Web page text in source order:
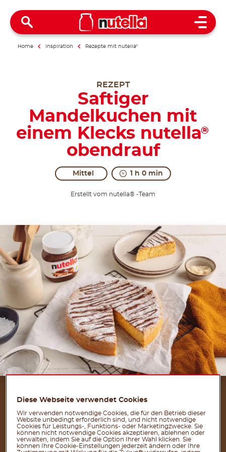
Open
Home Inspiration Rezepte mit nutella®
REZEPT
Saftiger
Mandelkuchen mit
einem Klecks nutella®
obendrauf
Mittel 1 h 0 min
Erstellt vom nutella® -Team
ZUTATEN
FÜR 12 PERSONEN
Für den Teig:
Diese Webseite verwendet Cookies
Wir verwenden notwendige Cookies, die für den Betrieb dieser
Website unbedingt erforderlich sind, und nicht notwendige
Cookies für Leistungs-, Funktions- oder Marketingzwecke. Sie
können nicht notwendige Cookies akzeptieren, ablehnen oder
verwalten, indem Sie auf die Option Ihrer Wahl klicken. Sie
können Ihre Cookie-Einstellungen jederzeit ändern oder Ihre